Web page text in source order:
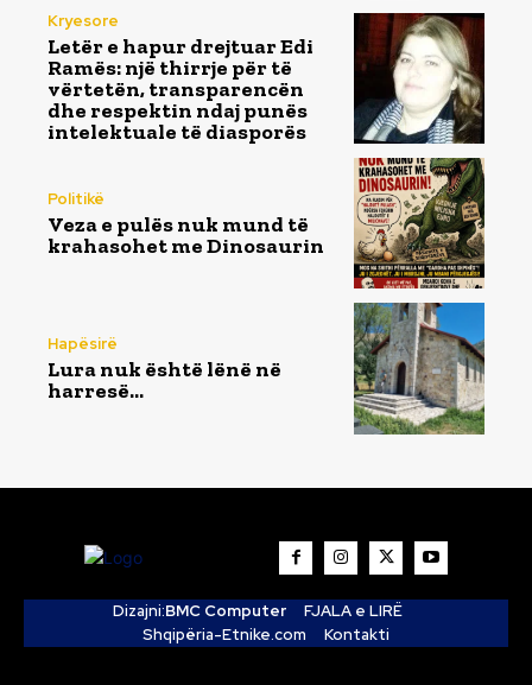
Kryesore
Letër e hapur drejtuar Edi
Ramës: një thirrje për të
vërtetën, transparencën
dhe respektin ndaj punës
intelektuale të diasporës
Politikë
Veza e pulës nuk mund të
krahasohet me Dinosaurin
Hapësirë
Lura nuk është lënë në
harresë…
Dizajni:BMC Computer
FJALA e LIRË
Shqipëria-Etnike.com
Kontakti